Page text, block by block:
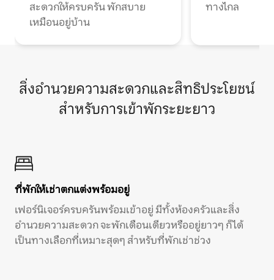
สะดวกให้ครบครัน พักสบาย
เหมือนอยู่บ้าน
ทางไกล
สิ่งอำนวยความสะดวกและสิทธิประโยชน์
สำหรับการเข้าพักระยะยาว
ที่พักให้เช่าตกแต่งพร้อมอยู่
เฟอร์นิเจอร์ครบครันพร้อมเข้าอยู่ มีทั้งห้องครัวและสิ่ง
อำนวยความสะดวก จะพักเดือนเดียวหรืออยู่ยาวๆ ก็ได้
เป็นทางเลือกที่เหมาะสุดๆ สำหรับที่พักเช่าช่วง